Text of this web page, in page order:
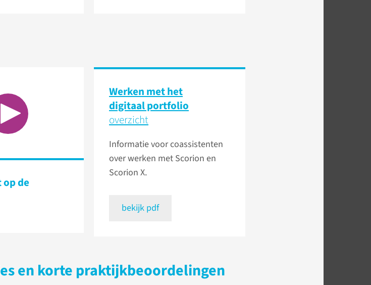
op de
Werken met het
digitaal portfolio
overzicht
Informatie voor coassistenten
over werken met Scorion en
Scorion X.
bekijk pdf
en korte praktijkbeoordelingen